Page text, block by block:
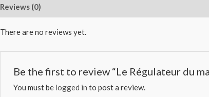
Reviews (0)
There are no reviews yet.
Be the first to review “Le Régulateur du
You must be logged in to post a review.